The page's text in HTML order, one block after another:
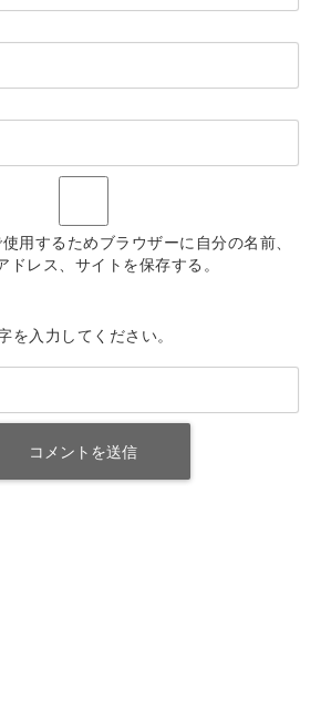
用するためブラウザーに自分の名前、
ドレス、サイトを保存する。
を入力してください。